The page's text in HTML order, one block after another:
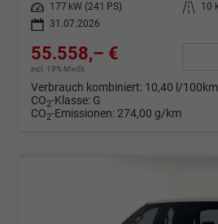
Leistung
177 kW (241 PS) Kilometerstand
10
31.07.2026
55.558,– €
incl. 19% MwSt.
Verbrauch kombiniert: 10,40 l/100km
CO2-Klasse: G
CO2-Emissionen: 274,00 g/km